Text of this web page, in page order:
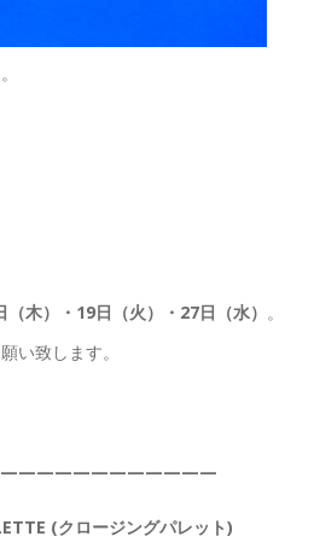
木）・19日（火）・27日（水） 。
い致します。
(クロージングパレット)